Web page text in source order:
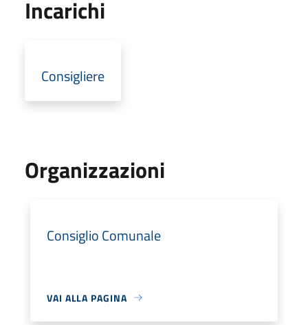
Incarichi
Consigliere
Organizzazioni
Consiglio Comunale
VAI ALLA PAGINA